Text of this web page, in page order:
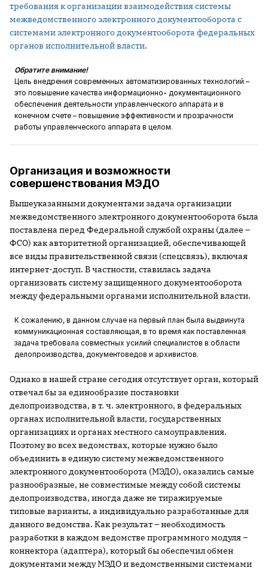
требования к организации взаимодействия системы
межведомственного электронного документооборота с
системами электронного документооборота федеральных
органов исполнительной власти.
Обратите внимание!
Цель внедрения современных автоматизированных технологий –
это повышение качества информационно- документационного
обеспечения деятельности управленческого аппарата и в
конечном счете – повышение эффективности и прозрачности
работы управленческого аппарата в целом.
Организация и возможности
совершенствования МЭДО
Вышеуказанными документами задача организации
межведомственного электронного документооборота была
поставлена перед Федеральной службой охраны (далее –
ФСО) как авторитетной организацией, обеспечивающей
все виды правительственной связи (спецсвязь), включая
интернет-доступ. В частности, ставилась задача
организовать систему защищенного документооборота
между федеральными органами исполнительной власти.
К сожалению, в данном случае на первый план была выдвинута
коммуникационная составляющая, в то время как поставленная
задача требовала совместных усилий специалистов в области
делопроизводства, документоведов и архивистов.
Однако в нашей стране сегодня отсутствует орган, который
отвечал бы за единообразие постановки
делопроизводства, в т. ч. электронного, в федеральных
органах исполнительной власти, государственных
организациях и органах местного самоуправления.
Поэтому во всех ведомствах, которые нужно было
объединить в единую систему межведомственного
электронного документооборота (МЭДО), оказались самые
разнообразные, не совместимые между собой системы
делопроизводства, иногда даже не тиражируемые
типовые варианты, а индивидуально разработанные для
данного ведомства. Как результат – необходимость
разработки в каждом ведомстве программного модуля –
коннектора (адаптера), который бы обеспечил обмен
документами между МЭДО и ведомственными системами